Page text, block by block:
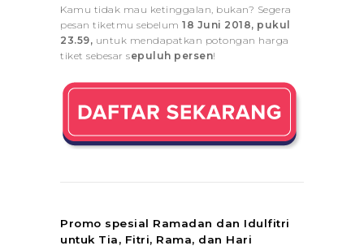
Kamu tidak mau ketinggalan, bukan? Segera
pesan tiketmu sebelum 18 Juni 2018, pukul
23.59, untuk mendapatkan potongan harga
tiket sebesar sepuluh persen!
Promo spesial Ramadan dan Idulfitri
untuk Tia, Fitri, Rama, dan Hari